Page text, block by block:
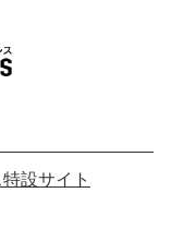
設サイト